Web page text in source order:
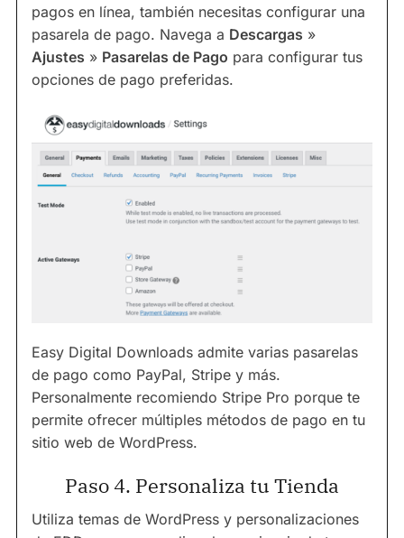
pagos en línea, también necesitas configurar una
pasarela de pago. Navega a Descargas »
Ajustes » Pasarelas de Pago para configurar tus
opciones de pago preferidas.
Easy Digital Downloads admite varias pasarelas
de pago como PayPal, Stripe y más.
Personalmente recomiendo Stripe Pro porque te
permite ofrecer múltiples métodos de pago en tu
sitio web de WordPress.
Paso 4. Personaliza tu Tienda
Utiliza temas de WordPress y personalizaciones